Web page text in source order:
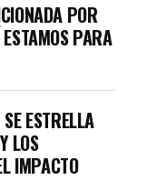
POR
PARA
ESTRELLA
LOS
IMPACTO